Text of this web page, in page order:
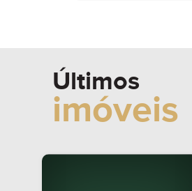
Últimos
imóveis